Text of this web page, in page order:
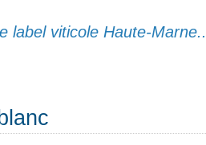
label viticole Haute-